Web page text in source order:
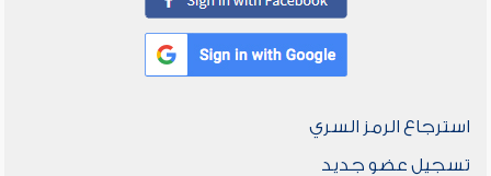
استرجاع الرمز السري
تسجيل عضو جديد